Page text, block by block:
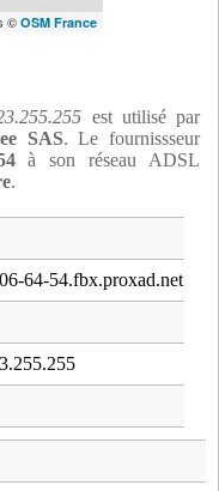
© OSM France
est utilisé par
SAS. Le fournissseur
à son réseau ADSL
.
64-54.fbx.proxad.net